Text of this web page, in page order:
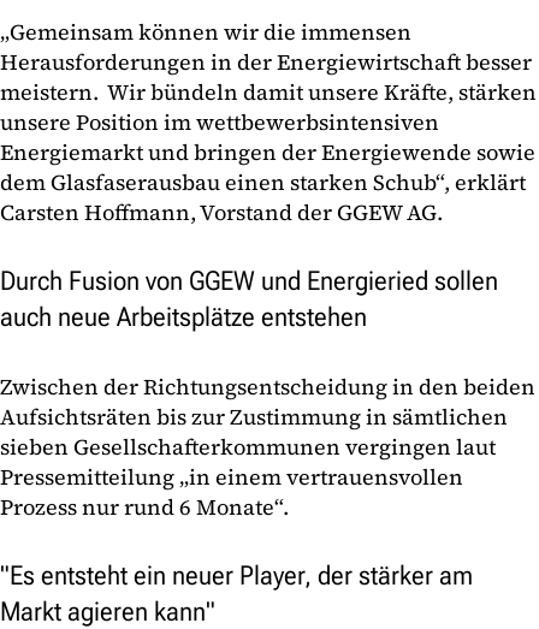
„Gemeinsam können wir die immensen
Herausforderungen in der Energiewirtschaft besser
meistern. Wir bündeln damit unsere Kräfte, stärken
unsere Position im wettbewerbsintensiven
Energiemarkt und bringen der Energiewende sowie
dem Glasfaserausbau einen starken Schub“, erklärt
Carsten Hoffmann, Vorstand der GGEW AG.
Durch Fusion von GGEW und Energieried sollen
auch neue Arbeitsplätze entstehen
Zwischen der Richtungsentscheidung in den beiden
Aufsichtsräten bis zur Zustimmung in sämtlichen
sieben Gesellschafterkommunen vergingen laut
Pressemitteilung „in einem vertrauensvollen
Prozess nur rund 6 Monate“.
"Es entsteht ein neuer Player, der stärker am
Markt agieren kann"